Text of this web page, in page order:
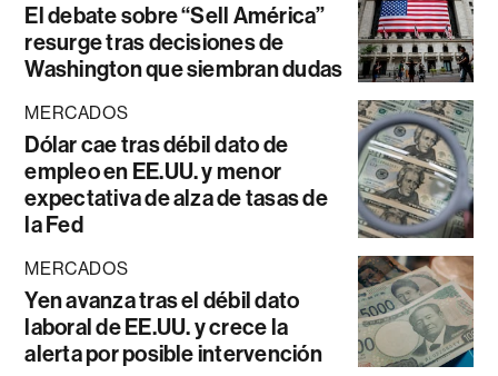
El debate sobre “Sell América”
resurge tras decisiones de
Washington que siembran dudas
MERCADOS
Dólar cae tras débil dato de
empleo en EE.UU. y menor
expectativa de alza de tasas de
la Fed
MERCADOS
Yen avanza tras el débil dato
laboral de EE.UU. y crece la
alerta por posible intervención